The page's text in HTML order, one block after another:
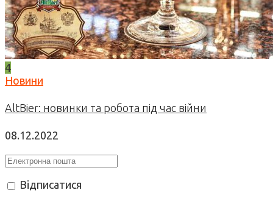
4
Новини
AltBier: новинки та робота під час війни
08.12.2022
Відписатися